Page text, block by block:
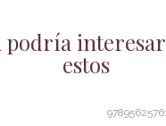
podría
estos